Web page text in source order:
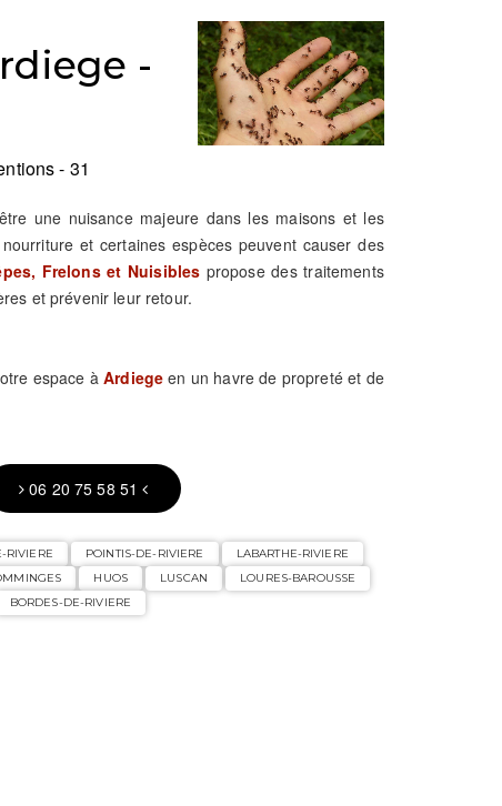
-
- 31
une nuisance majeure dans les maisons et les
et certaines espèces peuvent causer des
Frelons et Nuisibles propose des traitements
et prévenir leur retour.
espace àArdiege en un havre de propreté et de
06 20 75 58 51
RIVIERE POINTIS-DE-RIVIERE
LABARTHE-RIVIERE
HUOS LUSCAN
LOURES-BAROUSSE
BORDES-DE-RIVIERE